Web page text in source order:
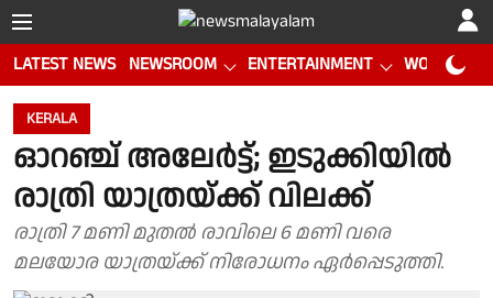
LATEST NEWS NEWSROOM ENTERTAINMENT WORLD CUP
KERALA
ഓറഞ്ച് അലേർട്ട്; ഇടുക്കിയിൽ
രാത്രി യാത്രയ്ക്ക് വിലക്ക്
രാത്രി 7 മണി മുതൽ രാവിലെ 6 മണി വരെ
മലയോര യാത്രയ്ക്ക് നിരോധനം ഏർപ്പെടുത്തി.